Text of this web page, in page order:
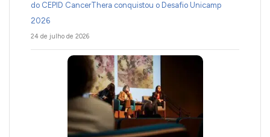
do CEPID CancerThera conquistou o Desafio Unicamp
2026
24 de julho de 2026